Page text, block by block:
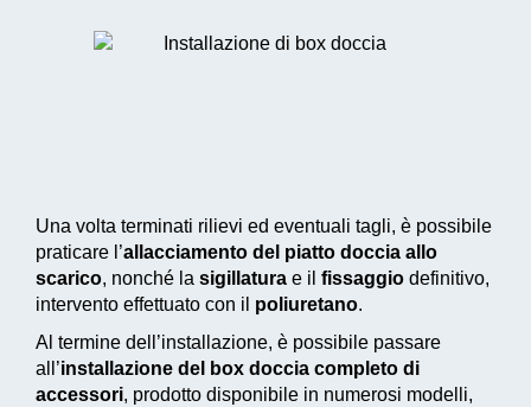
Una volta terminati rilievi ed eventuali tagli, è possibile
praticare l’allacciamento del piatto doccia allo
scarico, nonché la sigillatura e il fissaggio definitivo,
intervento effettuato con il poliuretano.
Al termine dell’installazione, è possibile passare
all’installazione del box doccia completo di
accessori, prodotto disponibile in numerosi modelli,